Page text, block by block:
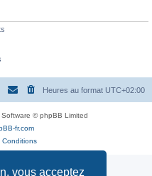
vous acceptez
Heures au format UTC+02:00
© phpBB Limited
fr.com
Conditions